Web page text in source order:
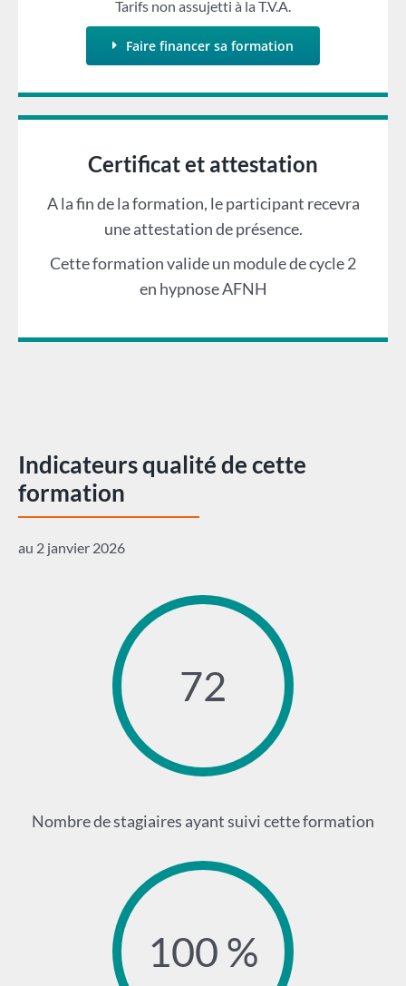
Tarifs non assujetti à la T.V.A.
Faire financer sa formation
Certificat et attestation
A la fin de la formation, le participant recevra
une attestation de présence.
Cette formation valide un module de cycle 2
en hypnose AFNH
Indicateurs qualité de cette
formation
au 2 janvier 2026
72
Nombre de stagiaires ayant suivi cette formation
100 %